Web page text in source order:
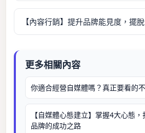
【內容行銷】提升品牌能見度，擺
更多相關內容
你適合經營自媒體嗎？真正要看的
【自媒體心態建立】掌握4大心態
品牌的成功之路